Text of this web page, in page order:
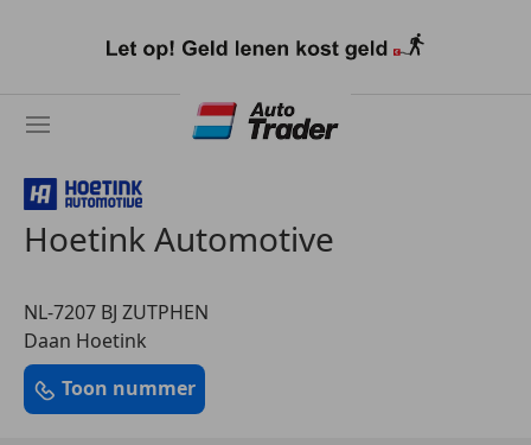
naar
Hoetink Automotive
NL-7207 BJ ZUTPHEN
Daan Hoetink
Toon nummer